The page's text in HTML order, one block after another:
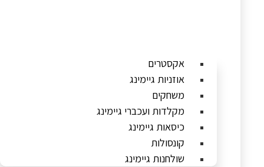
אקסטרים
אוזניות גיימינג
משחקים
מקלדות ועכברי גיימינג
כיסאות גיימינג
קונסולות
שולחנות גיימינג